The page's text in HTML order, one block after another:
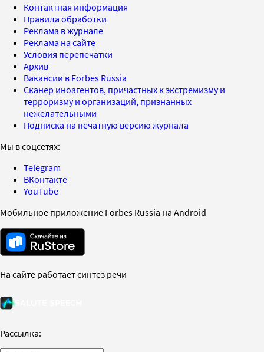
Контактная информация
Правила обработки
Реклама в журнале
Реклама на сайте
Условия перепечатки
Архив
Вакансии в Forbes Russia
Сканер иноагентов, причастных к экстремизму и
терроризму и организаций, признанных
нежелательными
Подписка на печатную версию журнала
Мы в соцсетях:
Telegram
ВКонтакте
YouTube
Мобильное приложение Forbes Russia на Android
На сайте работает синтез речи
Рассылка: